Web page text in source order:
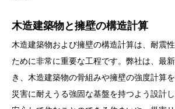
木造建築物と擁壁の構造計算
木造建築物および擁壁の構造計算は、耐震
ために非常に重要な工程です。弊社は、最
き、木造建築物の骨組みや擁壁の強度計算
災害に耐えうる強固な基盤を持つよう設計